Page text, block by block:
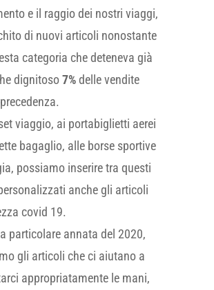
e il raggio dei nostri viaggi,
di nuovi articoli nonostante
categoria che deteneva già
dignitoso7%delle vendite
viaggio, ai portabiglietti aerei
bagaglio, alle borse sportive
possiamo inserire tra questi
anche gli articoli
covid 19.
particolare annata del 2020,
gli articoli che ci aiutano a
appropriatamente le mani,